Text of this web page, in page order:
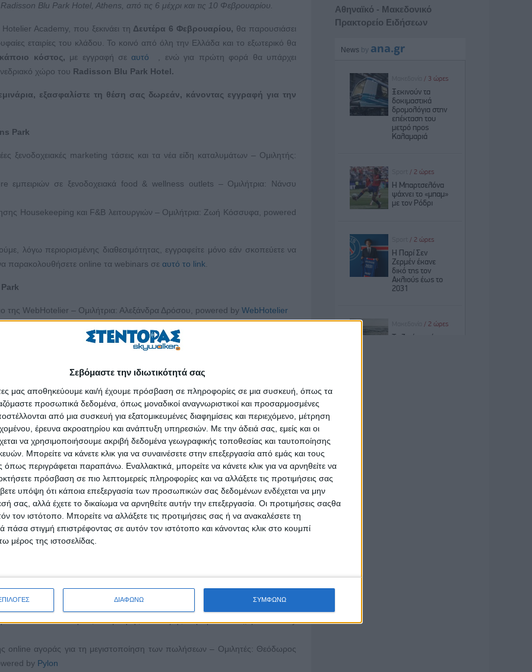
Σεβόμαστε την ιδιωτικότητά σας
μας αποθηκεύουμε και/ή έχουμε πρόσβαση σε πληροφορίες σε μια συσκευή, όπως τα
προσωπικά δεδομένα, όπως μοναδικοί αναγνωριστικοί και προσαρμοσμένες
από μια συσκευή για εξατομικευμένες διαφημίσεις και περιεχόμενο, μέτρηση
έρευνα ακροατηρίου και ανάπτυξη υπηρεσιών. Με την άδειά σας, εμείς και οι
να χρησιμοποιήσουμε ακριβή δεδομένα γεωγραφικής τοποθεσίας και ταυτοποίησης
Μπορείτε να κάνετε κλικ για να συναινέσετε στην επεξεργασία από εμάς και τους
περιγράφεται παραπάνω. Εναλλακτικά, μπορείτε να κάνετε κλικ για να αρνηθείτε να
πρόσβαση σε πιο λεπτομερείς πληροφορίες και να αλλάξετε τις προτιμήσεις σας
υπόψη ότι κάποια επεξεργασία των προσωπικών σας δεδομένων ενδέχεται να μην
σας, αλλά έχετε το δικαίωμα να αρνηθείτε αυτήν την επεξεργασία. Οι προτιμήσεις σαςθα
τον ιστότοπο. Μπορείτε να αλλάξετε τις προτιμήσεις σας ή να ανακαλέσετε τη
στιγμή επιστρέφοντας σε αυτόν τον ιστότοπο και κάνοντας κλικ στο κουμπί
μέρος της ιστοσελίδας.
ΔΙΑΦΩΝΩ ΣΥΜΦΩΝΩ
Radisson Blu Park Hotel, Athens, από τις 6 μέχρι και τις 10 Φεβρουαρίου.
Academy, που ξεκινάει τη Δευτέρα 6 Φεβρουαρίου, θα παρουσιάσει
εταιρίες του κλάδου. Το κοινό από όλη την Ελλάδα και το εξωτερικό θα
κόστος, με εγγραφή σεαυτό , ενώ για πρώτη φορά θα υπάρχει
χώρο του Radisson Blu Park Hotel.
εξασφαλίστε τη θέση σας δωρεάν, κάνοντας εγγραφή για την
Park
ξενοδοχειακές marketing τάσεις και τα νέα είδη καταλυμάτων – Ομιλητής:
εμπειριών σε ξενοδοχειακά food & wellness outlets – Ομιλήτρια: Νάνσυ
Housekeeping και F&B λειτουργιών – Ομιλήτρια: Ζωή Κόσσυφα, powered
λόγω περιορισμένης διαθεσιμότητας, εγγραφείτε μόνο εάν σκοπεύετε να
να παρακολουθήσετε online τα webinars σε αυτό το link.
της WebHotelier – Ομιλήτρια: Αλεξάνδρα Δρόσου, powered by WebHotelier
σε σχέση με το Operation και τις Πωλήσεις – Ομιλητές: Μάριος Κουνέλης &
και διαμερίσματα – Ομιλητής: Βασίλης Ηλιάκης, powered by
λόγω περιορισμένης διαθεσιμότητας, εγγραφείτε μόνο εάν σκοπεύετε να
να παρακολουθήσετε online τα webinars σεαυτό το link.
Park
του 2023 στη μεθοδολογία και τα κανάλια πωλήσεων – Ομιλητής: Στέλλα
Instagram στη στρατηγική καταλυμάτων – powered byThe Hotel Content
με τους hotel guests – Ομιλητής: Μίλτος Καρατζήμας, powered by
λόγω περιορισμένης διαθεσιμότητας, εγγραφείτε μόνο εάν σκοπεύετε να
να παρακολουθήσετε online τα webinars σε
Park
πωλήσεων σε ξενοδοχεία – Ομιλητής: Μάρκος Γεωργίου, powered by
των data σε πωλήσεις – Ομιλητής: Θοδωρής Λαμπρόπουλος, powered by
online αγοράς για τη μεγιστοποίηση των πωλήσεων – Ομιλητές: Θεόδωρος
by Pylon
Αθηναϊκό - Μακεδονικό
Πρακτορείο Ειδήσεων